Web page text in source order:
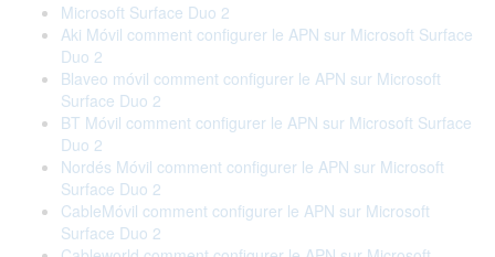
Microsoft Surface Duo 2
Aki Móvil comment configurer le APN sur Microsoft Surface
Duo 2
Blaveo móvil comment configurer le APN sur Microsoft
Surface Duo 2
BT Móvil comment configurer le APN sur Microsoft Surface
Duo 2
Nordés Móvil comment configurer le APN sur Microsoft
Surface Duo 2
CableMóvil comment configurer le APN sur Microsoft
Surface Duo 2